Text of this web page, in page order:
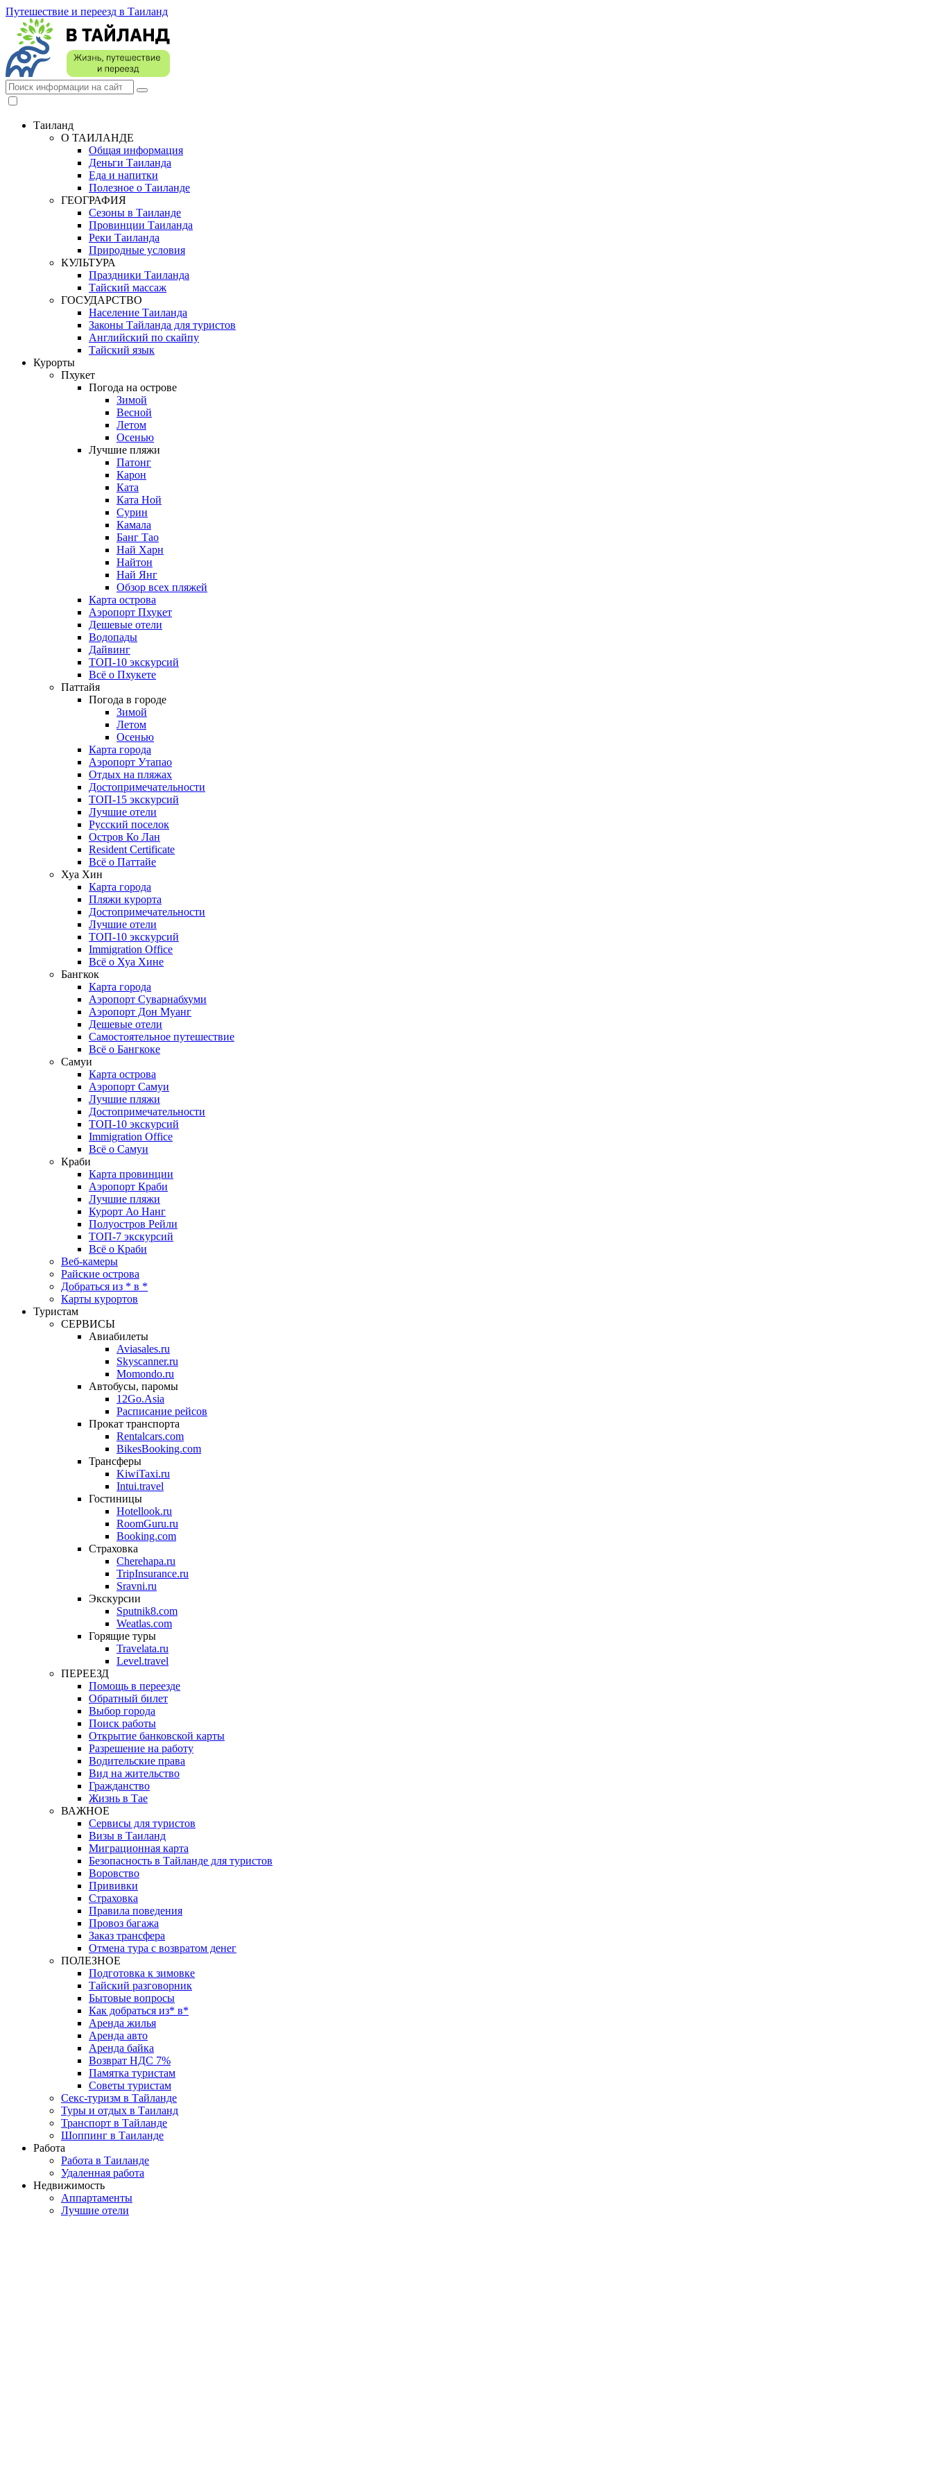
Путешествие и переезд в Таиланд
Таиланд
О ТАИЛАНДЕ
Общая информация
Деньги Таиланда
Еда и напитки
Полезное о Таиланде
ГЕОГРАФИЯ
Сезоны в Таиланде
Провинции Таиланда
Реки Таиланда
Природные условия
КУЛЬТУРА
Праздники Таиланда
Тайский массаж
ГОСУДАРСТВО
Население Таиланда
Законы Тайланда для туристов
Английский по скайпу
Тайский язык
Курорты
Пхукет
Погода на острове
Зимой
Весной
Летом
Осенью
Лучшие пляжи
Патонг
Карон
Ката
Ката Ной
Сурин
Камала
Банг Тао
Най Харн
Найтон
Най Янг
Обзор всех пляжей
Карта острова
Аэропорт Пхукет
Дешевые отели
Водопады
Дайвинг
ТОП-10 экскурсий
Всё о Пхукете
Паттайя
Погода в городе
Зимой
Летом
Осенью
Карта города
Аэропорт Утапао
Отдых на пляжах
Достопримечательности
ТОП-15 экскурсий
Лучшие отели
Русский поселок
Остров Ко Лан
Resident Certificate
Всё о Паттайе
Хуа Хин
Карта города
Пляжи курорта
Достопримечательности
Лучшие отели
ТОП-10 экскурсий
Immigration Office
Всё о Хуа Хине
Бангкок
Карта города
Аэропорт Суварнабхуми
Аэропорт Дон Муанг
Дешевые отели
Самостоятельное путешествие
Всё о Бангкоке
Самуи
Карта острова
Аэропорт Самуи
Лучшие пляжи
Достопримечательности
ТОП-10 экскурсий
Immigration Office
Всё о Самуи
Краби
Карта провинции
Аэропорт Краби
Лучшие пляжи
Курорт Ао Нанг
Полуостров Рейли
ТОП-7 экскурсий
Всё о Краби
Веб-камеры
Райские острова
Добраться из * в *
Карты курортов
Туристам
СЕРВИСЫ
Авиабилеты
Aviasales.ru
Skyscanner.ru
Momondo.ru
Автобусы, паромы
12Go.Asia
Расписание рейсов
Прокат транспорта
Rentalcars.com
BikesBooking.com
Трансферы
KiwiTaxi.ru
Intui.travel
Гостиницы
Hotellook.ru
RoomGuru.ru
Booking.com
Страховка
Cherehapa.ru
TripInsurance.ru
Sravni.ru
Экскурсии
Sputnik8.com
Weatlas.com
Горящие туры
Travelata.ru
Level.travel
ПЕРЕЕЗД
Помощь в переезде
Обратный билет
Выбор города
Поиск работы
Открытие банковской карты
Разрешение на работу
Водительские права
Вид на жительство
Гражданство
Жизнь в Тае
ВАЖНОЕ
Сервисы для туристов
Визы в Таиланд
Миграционная карта
Безопасность в Тайланде для туристов
Воровство
Прививки
Страховка
Правила поведения
Провоз багажа
Заказ трансфера
Отмена тура с возвратом денег
ПОЛЕЗНОЕ
Подготовка к зимовке
Тайский разговорник
Бытовые вопросы
Как добраться из* в*
Аренда жилья
Аренда авто
Аренда байка
Возврат НДС 7%
Памятка туристам
Советы туристам
Секс-туризм в Тайланде
Туры и отдых в Таиланд
Транспорт в Тайланде
Шоппинг в Таиланде
Работа
Работа в Таиланде
Удаленная работа
Недвижимость
Аппартаменты
Лучшие отели